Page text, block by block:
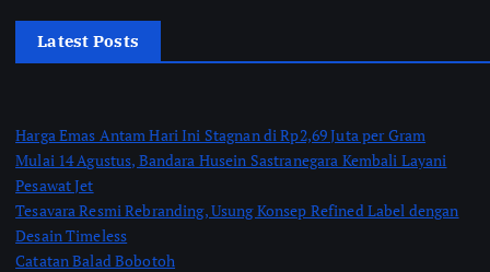
Latest Posts
Harga Emas Antam Hari Ini Stagnan di Rp2,69 Juta per Gram
Mulai 14 Agustus, Bandara Husein Sastranegara Kembali Layani
Pesawat Jet
Tesavara Resmi Rebranding, Usung Konsep Refined Label dengan
Desain Timeless
Catatan Balad Bobotoh